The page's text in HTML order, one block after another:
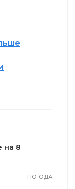
на 8
ПОГОДА